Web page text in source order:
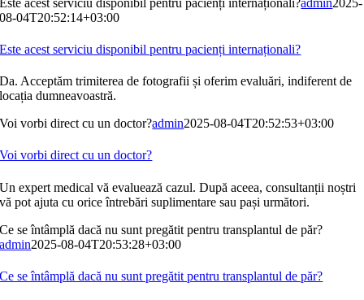
08-04T20:52:14+03:00
Este acest serviciu disponibil pentru pacienți internaționali?
Da. Acceptăm trimiterea de fotografii și oferim evaluări, indiferent de
locația dumneavoastră.
Voi vorbi direct cu un doctor?admin2025-08-04T20:52:53+03:00
Voi vorbi direct cu un doctor?
Un expert medical vă evaluează cazul. După aceea, consultanții noștri
vă pot ajuta cu orice întrebări suplimentare sau pași următori.
Ce se întâmplă dacă nu sunt pregătit pentru transplantul de păr?
admin2025-08-04T20:53:28+03:00
Ce se întâmplă dacă nu sunt pregătit pentru transplantul de păr?